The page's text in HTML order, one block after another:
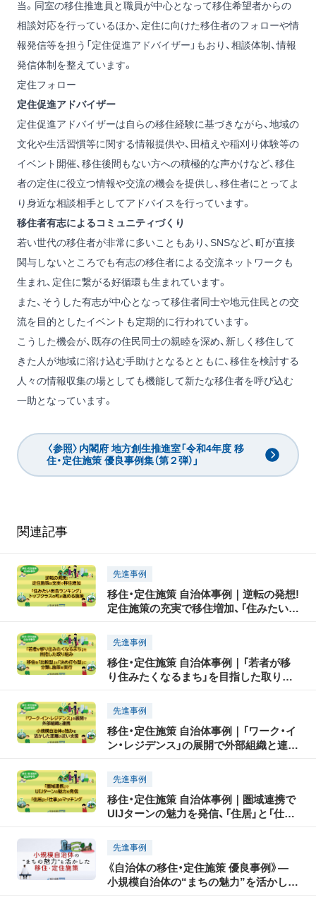
当。同室の移住推進員と職員が中心となって移住希望者からの
相談対応を行っているほか、定住に向けた移住者のフォローや情
報発信等を担う「定住促進アドバイザー」もおり、相談体制、情報
発信体制を整えています。
定住フォロー
定住促進アドバイザー
定住促進アドバイザーは自らの移住経験に基づきながら、地域の
文化や生活習慣等に関する情報提供や、田植えや稲刈り体験等の
イベント開催、移住後間もない方への積極的な声かけなど、移住
者の定住に役立つ情報や交流の機会を提供し、移住者にとってよ
り身近な相談相手としてアドバイスを行っています。
移住者有志によるコミュニティづくり
若い世代の移住者が非常に多いこともあり、SNSなど、町が直接
関与しないところでも有志の移住者による交流ネットワークも
生まれ、定住に繋がる好循環も生まれています。
また、そうした有志が中心となって移住者同士や地元住民との交
流を目的としたイベントも定期的に行われています。
こうした機会が、既存の住民同士の親睦を深め、新しく移住して
きた人が地域に溶け込む手助けとなるとともに、移住を検討する
人々の情報収集の場としても機能して新たな移住者を呼び込む
一助となっています。
〈参照〉内閣府 地方創生推進室「令和4年度 移
住・定住施策 優良事例集（第２弾）」
関連記事
先進事例
移住・定住施策 自治体事例｜逆転の発想!
定住施策の充実で移住増加、「住みたい田
る施策
先進事例
移住・定住施策 自治体事例｜「若者が移
り住みたくなるまち」を目指した取り組
類し施策を実行
先進事例
移住・定住施策 自治体事例｜「ワーク・イ
ン・レジデンス」の展開で外部組織と連
の近い支援
先進事例
移住・定住施策 自治体事例｜圏域連携で
UIJターンの魅力を発信、「住居」と「仕
先進事例
《自治体の移住・定住施策 優良事例》―
小規模自治体の“まちの魅力”を活かした